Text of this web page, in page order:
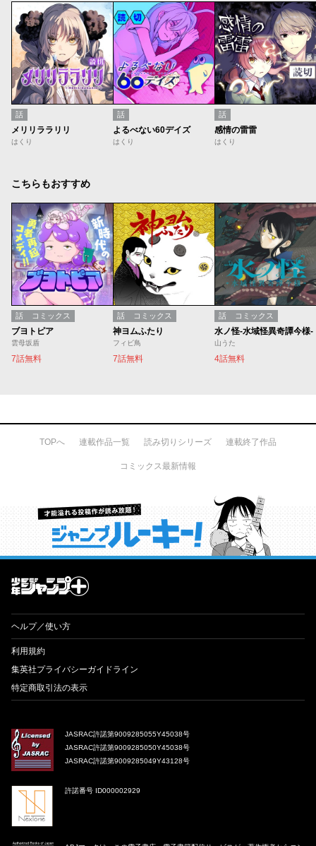
話
メリリララリリ
はくり
話
よるべない60デイズ
はくり
話
感情の雷雷
はくり
こちらもおすすめ
話 コミックス
ブヨトピア
雲母坂盾
7話無料
話 コミックス
神ヨムふたり
フィビ鳥
7話無料
話 コミックス
水ノ怪-水域怪異奇譚今様-
山うた
4話無料
TOPへ 連載作品一覧 読み切りシリーズ 連載終了作品
コミックス最新情報
才能溢れる投稿作が読み放題！ ジャンプルーキー！
ヘルプ／使い方
利用規約
集英社プライバシーガイドライン
特定商取引法の表示
JASRAC許諾第9009285055Y45038号
JASRAC許諾第9009285050Y45038号
JASRAC許諾第9009285049Y43128号
許諾番号 ID000002929